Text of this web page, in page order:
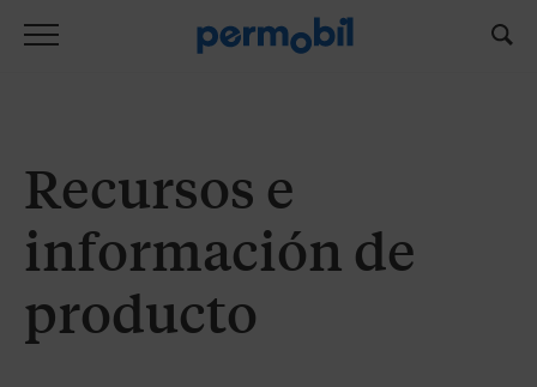
Recursos e
información de
producto